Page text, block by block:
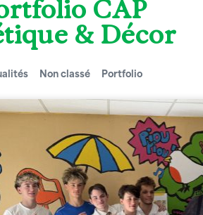
CAP
& Décor
Non classé Portfolio